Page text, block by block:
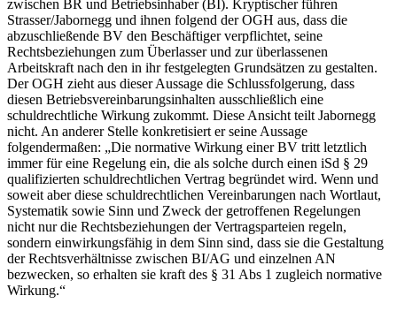
zwischen BR und Betriebsinhaber (BI). Kryptischer führen
Strasser/Jabornegg und ihnen folgend der OGH aus, dass die
abzuschließende BV den Beschäftiger verpflichtet, seine
Rechtsbeziehungen zum Überlasser und zur überlassenen
Arbeitskraft nach den in ihr festgelegten Grundsätzen zu gestalten.
Der OGH zieht aus dieser Aussage die Schlussfolgerung, dass
diesen Betriebsvereinbarungsinhalten ausschließlich eine
schuldrechtliche Wirkung zukommt. Diese Ansicht teilt Jabornegg
nicht. An anderer Stelle konkretisiert er seine Aussage
folgendermaßen: „Die normative Wirkung einer BV tritt letztlich
immer für eine Regelung ein, die als solche durch einen iSd § 29
qualifizierten schuldrechtlichen Vertrag begründet wird. Wenn und
soweit aber diese schuldrechtlichen Vereinbarungen nach Wortlaut,
Systematik sowie Sinn und Zweck der getroffenen Regelungen
nicht nur die Rechtsbeziehungen der Vertragsparteien regeln,
sondern einwirkungsfähig in dem Sinn sind, dass sie die Gestaltung
der Rechtsverhältnisse zwischen BI/AG und einzelnen AN
bezwecken, so erhalten sie kraft des § 31 Abs 1 zugleich normative
Wirkung.“